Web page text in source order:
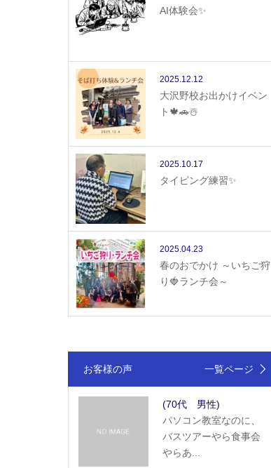
AI体験会✨
2025.12.12
大沢野校お出かけイベン
ト🍁🚗☃️
2025.10.17
タイピング練習✨
2025.04.23
春のおでかけ ～いちご狩
り🍓ランチ会～
お客様の声 一覧ページ
(70代 男性)
パソコン教室なのに、
バスツアーやら食事会
やらあ...